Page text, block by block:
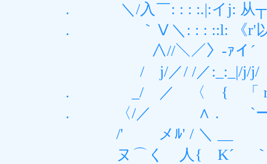
. ＼/入￣: : : :.|:イj: 从┬
. ｀Ⅴ＼: : : ::l:
∧//＼／〉‐ｧイ´
/ j/／/ /／:_:_|/
. _/ ／ 〈 { 「 r‐
. 〈/／ ∧ . `ー 〕＞
/' メﾙ' / ＼ __ ｀
ヌ⌒く 人{ K´ ｀